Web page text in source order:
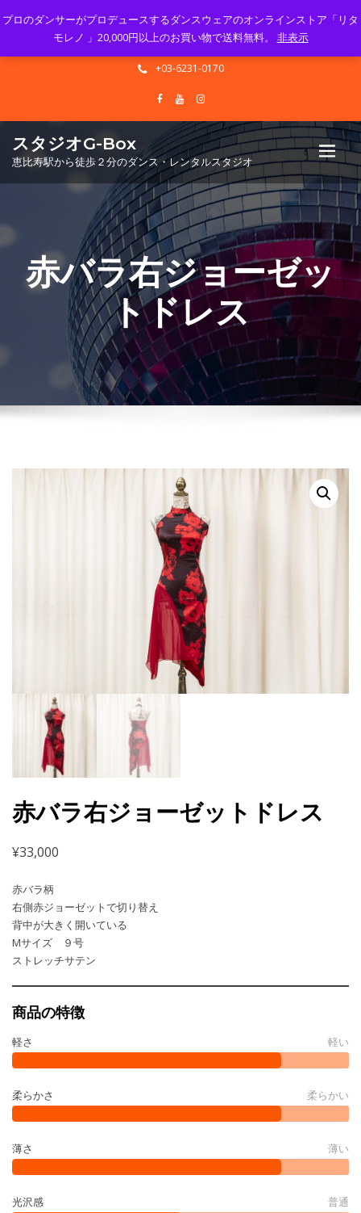
Mon - Sun 10.00 - 23.00
info@gbox-tango.com
+03-6231-0170
スタジオG-Box
恵比寿駅から徒歩２分のダンス・レンタルスタジオ
赤バラ右ジョーゼッ
トドレス
赤バラ右ジョーゼットドレス
¥33,000
赤バラ柄
右側赤ジョーゼットで切り替え
背中が大きく開いている
Mサイズ ９号
ストレッチサテン
商品の特徴
軽さ 軽い
柔らかさ 柔らかい
薄さ 薄い
光沢感 普通
プロのダンサーがプロデュースするダンスウェアのオンラインストア「リタ
モレノ 」20,000円以上のお買い物で送料無料。 非表示